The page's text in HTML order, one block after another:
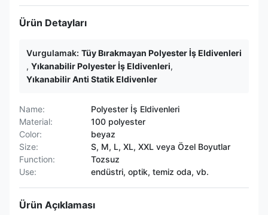
Ürün Detayları
Vurgulamak: Tüy Bırakmayan Polyester İş Eldivenleri
, Yıkanabilir Polyester İş Eldivenleri,
Yıkanabilir Anti Statik Eldivenler
Name:
Polyester İş Eldivenleri
Material:
100 polyester
Color:
beyaz
Size:
S, M, L, XL, XXL veya Özel Boyutlar
Function:
Tozsuz
Use:
endüstri, optik, temiz oda, vb.
Ürün Açıklaması